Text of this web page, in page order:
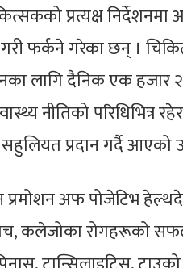
प्रत्यक्ष निर्देशनमा
गरी फर्कने गरेका छन् ।
लागि दैनिक एक हजार
नीतिको परिधिभित्र
प्रदान गर्दै आएको
प्रमोशन अफ पोजेटिभ
कलेजोका रोगहरूको